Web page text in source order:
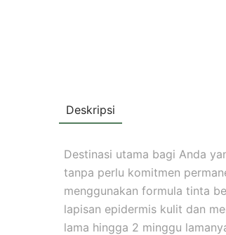
Deskripsi
Destinasi utama bagi Anda
tanpa perlu komitmen
menggunakan formula tinta
lapisan epidermis kulit dan
lama hingga 2 minggu